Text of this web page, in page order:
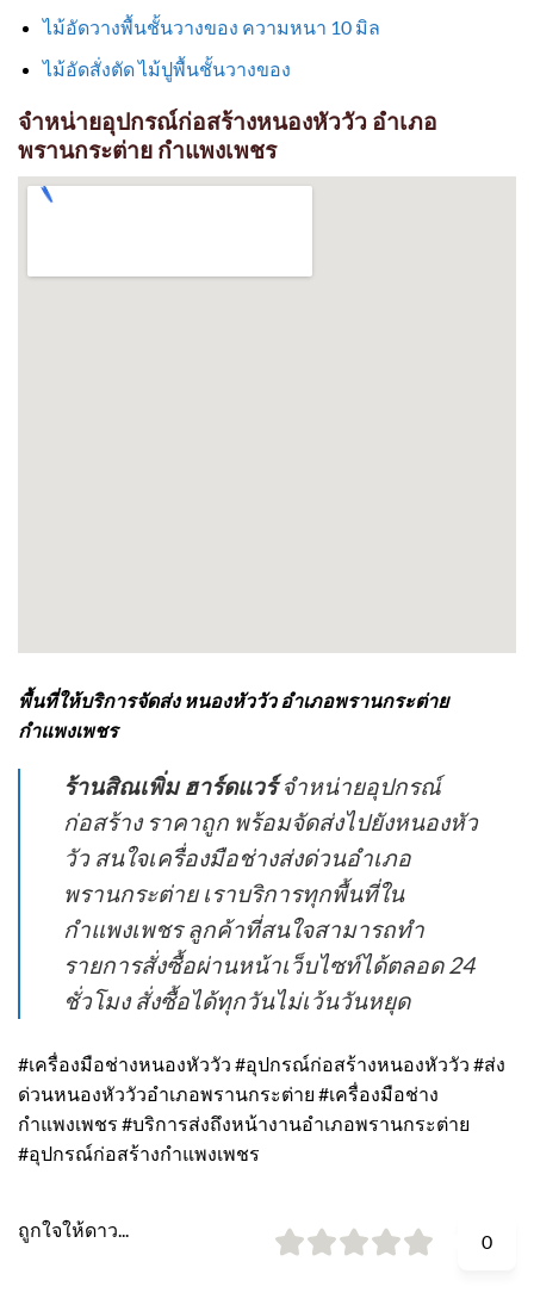
ไม้อัดวางพื้นชั้นวางของ ความหนา 10 มิล
ไม้อัดสั่งตัด ไม้ปูพื้นชั้นวางของ
จำหน่ายอุปกรณ์ก่อสร้างหนองหัววัว อำเภอ
พรานกระต่าย กำแพงเพชร
พื้นที่ให้บริการจัดส่ง หนองหัววัว อำเภอพรานกระต่าย
กำแพงเพชร
ร้านสิณเพิ่ม ฮาร์ดแวร์จำหน่ายอุปกรณ์
ก่อสร้าง ราคาถูก พร้อมจัดส่งไปยังหนองหัว
วัว สนใจเครื่องมือช่างส่งด่วนอำเภอ
พรานกระต่าย เราบริการทุกพื้นที่ใน
กำแพงเพชร ลูกค้าที่สนใจสามารถทำ
รายการสั่งซื้อผ่านหน้าเว็บไซท์ได้ตลอด 24
ชั่วโมง สั่งซื้อได้ทุกวันไม่เว้นวันหยุด
#เครื่องมือช่างหนองหัววัว #อุปกรณ์ก่อสร้างหนองหัววัว #ส่ง
ด่วนหนองหัววัวอำเภอพรานกระต่าย #เครื่องมือช่าง
กำแพงเพชร #บริการส่งถึงหน้างานอำเภอพรานกระต่าย
#อุปกรณ์ก่อสร้างกำแพงเพชร
ถูกใจให้ดาว...
0